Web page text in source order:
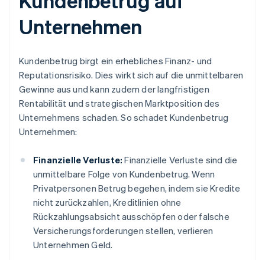
Unternehmen
Kundenbetrug birgt ein erhebliches Finanz- und
Reputationsrisiko. Dies wirkt sich auf die unmittelbaren
Gewinne aus und kann zudem der langfristigen
Rentabilität und strategischen Marktposition des
Unternehmens schaden. So schadet Kundenbetrug
Unternehmen:
Finanzielle Verluste: Finanzielle Verluste sind die
unmittelbare Folge von Kundenbetrug. Wenn
Privatpersonen Betrug begehen, indem sie Kredite
nicht zurückzahlen, Kreditlinien ohne
Rückzahlungsabsicht ausschöpfen oder falsche
Versicherungsforderungen stellen, verlieren
Unternehmen Geld.